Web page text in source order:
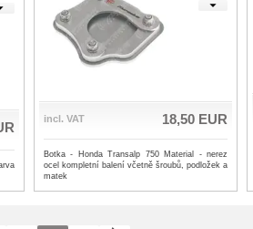
incl. VAT 18,50 EUR
Botka - Honda Transalp 750 Material - nerez
ocel kompletní balení včetně šroubů, podložek a
matek